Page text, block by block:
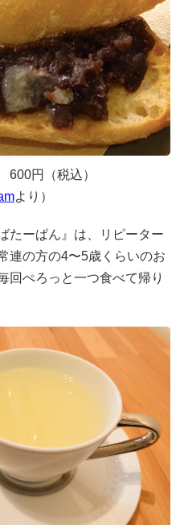
600円（税込）
より）
たーぱん』は、リピーター
連の方の4〜5歳くらいのお
ぺろっと一つ食べて帰り